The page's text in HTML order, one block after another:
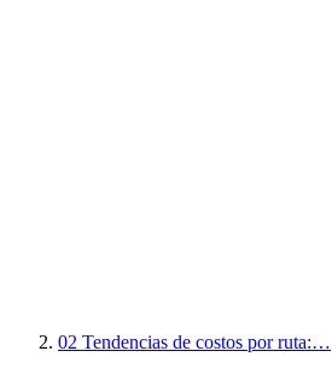
02 Tendencias de costos por ruta:…